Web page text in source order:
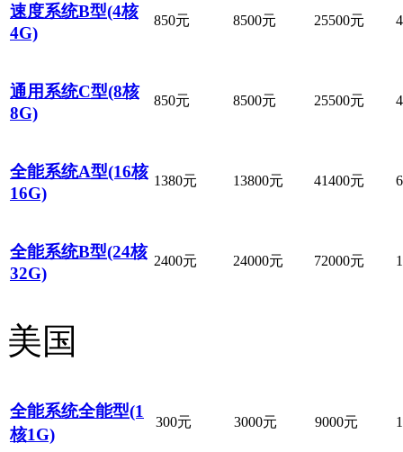
速度系统B型(4核
4G)
850元 8500元 25500元
通用系统C型(8核
8G)
850元 8500元 25500元
全能系统A型(16核
16G)
1380元 13800元 41400元
全能系统B型(24核
32G)
2400元 24000元 72000元
美国
全能系统全能型(1
核1G)
300元 3000元 9000元